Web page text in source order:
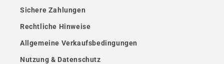
Sichere Zahlungen
Rechtliche Hinweise
Allgemeine Verkaufsbedingungen
Nutzung & Datenschutz